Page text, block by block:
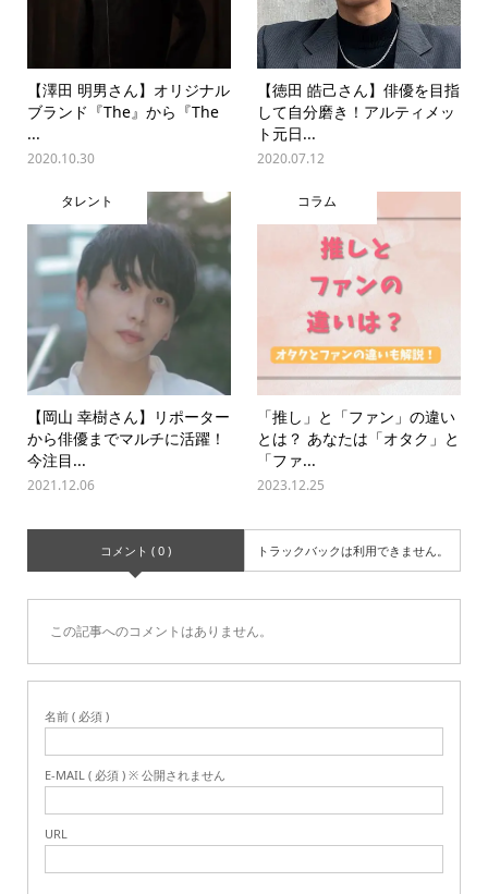
【澤田 明男さん】オリジナル
ブランド『The』から『The
...
2020.10.30
【徳田 皓己さん】俳優を目指
して自分磨き！アルティメッ
ト元日...
2020.07.12
タレント
【岡山 幸樹さん】リポーター
から俳優までマルチに活躍！
今注目...
2021.12.06
コラム
「推し」と「ファン」の違い
とは？ あなたは「オタク」と
「ファ...
2023.12.25
コメント ( 0 ) トラックバックは利用できません。
この記事へのコメントはありません。
名前 ( 必須 )
E-MAIL ( 必須 ) ※ 公開されません
URL